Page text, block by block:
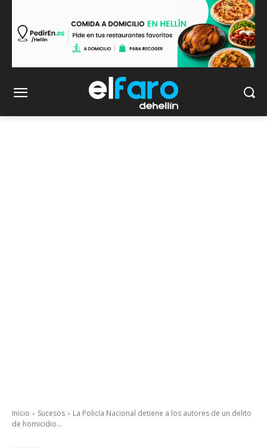
Inicio Sucesos
La Policía Nacional detiene a los autores de un delito
de homicidio...